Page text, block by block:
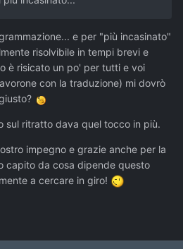
e per "più incasinato"
risolvibile in tempi brevi e
è risicato un po' per tutti e voi
con la traduzione) mi dovrò
sul ritratto dava quel tocco in più.
impegno e grazie anche per la
capito da cosa dipende questo
a cercare in giro!